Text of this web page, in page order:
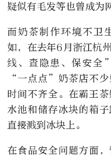
疑似有毛发等也曾成为
而奶茶制作环境不卫
如，在去年6月浙江杭
线、查隐患、保安全
“一点点”奶茶店不
时间不齐全。在霸王
水池和储存冰块的箱
直接溅到冰块上。
在食品安全问题方面